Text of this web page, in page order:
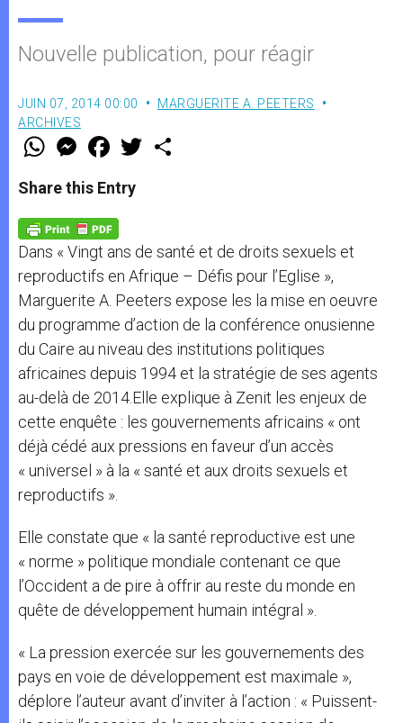
Nouvelle publication, pour réagir
JUIN 07, 2014 00:00
MARGUERITE A. PEETERS
ARCHIVES
W
t
s
p
p
M
e
s
e
g
e
r
F
a
e
b
o
k
w
Share this Entry
Dans « Vingt ans de santé et de droits sexuels et
reproductifs en Afrique – Défis pour l’Eglise »,
Marguerite A. Peeters expose les la mise en oeuvre
du programme d’action de la conférence onusienne
du Caire au niveau des institutions politiques
africaines depuis 1994 et la stratégie de ses agents
au-delà de 2014.Elle explique à Zenit les enjeux de
cette enquête : les gouvernements africains « ont
déjà cédé aux pressions en faveur d’un accès
« universel » à la « santé et aux droits sexuels et
reproductifs ».
Elle constate que « la santé reproductive est une
« norme » politique mondiale contenant ce que
l’Occident a de pire à offrir au reste du monde en
quête de développement humain intégral ».
« La pression exercée sur les gouvernements des
pays en voie de développement est maximale »,
déplore l’auteur avant d’inviter à l’action : « Puissent-